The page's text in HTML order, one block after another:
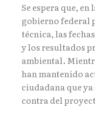
Se espera que,
gobierno federal
técnica, las
y los resultados
ambiental.
han mantenido
ciudadana que
contra del